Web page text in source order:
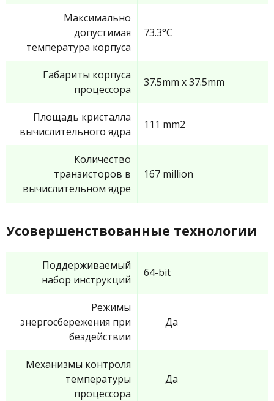
Максимально
допустимая
температура корпуса
73.3°C
Габариты корпуса
процессора
37.5mm x 37.5mm
Площадь кристалла
вычислительного ядра
111 mm2
Количество
транзисторов в
вычислительном ядре
167 million
Усовершенствованные технологии
Поддерживаемый
набор инструкций
64-bit
Режимы
энергосбережения при
бездействии
Да
Механизмы контроля
температуры
процессора
Да